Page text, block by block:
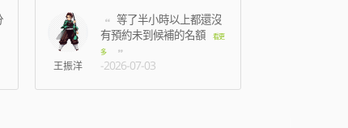
C人
準備結帳時候蟑螂跑到
身上，2名店員只是默
看更
多
-2026-07-15